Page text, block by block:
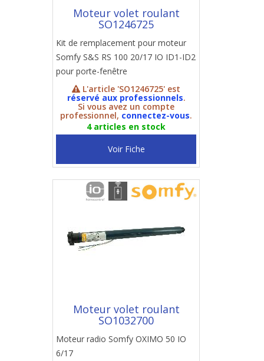
Moteur volet roulant
SO1246725
Kit de remplacement pour moteur
Somfy S&S RS 100 20/17 IO ID1-ID2
pour porte-fenêtre
L'article 'SO1246725' est
réservé aux professionnels.
Si vous avez un compte
professionnel, connectez-vous.
4 articles en stock
Voir Fiche
Moteur volet roulant
SO1032700
Moteur radio Somfy OXIMO 50 IO
6/17